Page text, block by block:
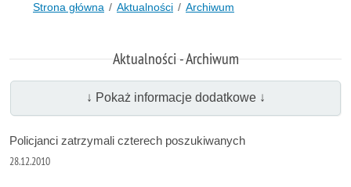
Strona główna Aktualności Archiwum
Aktualności - Archiwum
↓ Pokaż informacje dodatkowe ↓
Policjanci zatrzymali czterech poszukiwanych
28.12.2010